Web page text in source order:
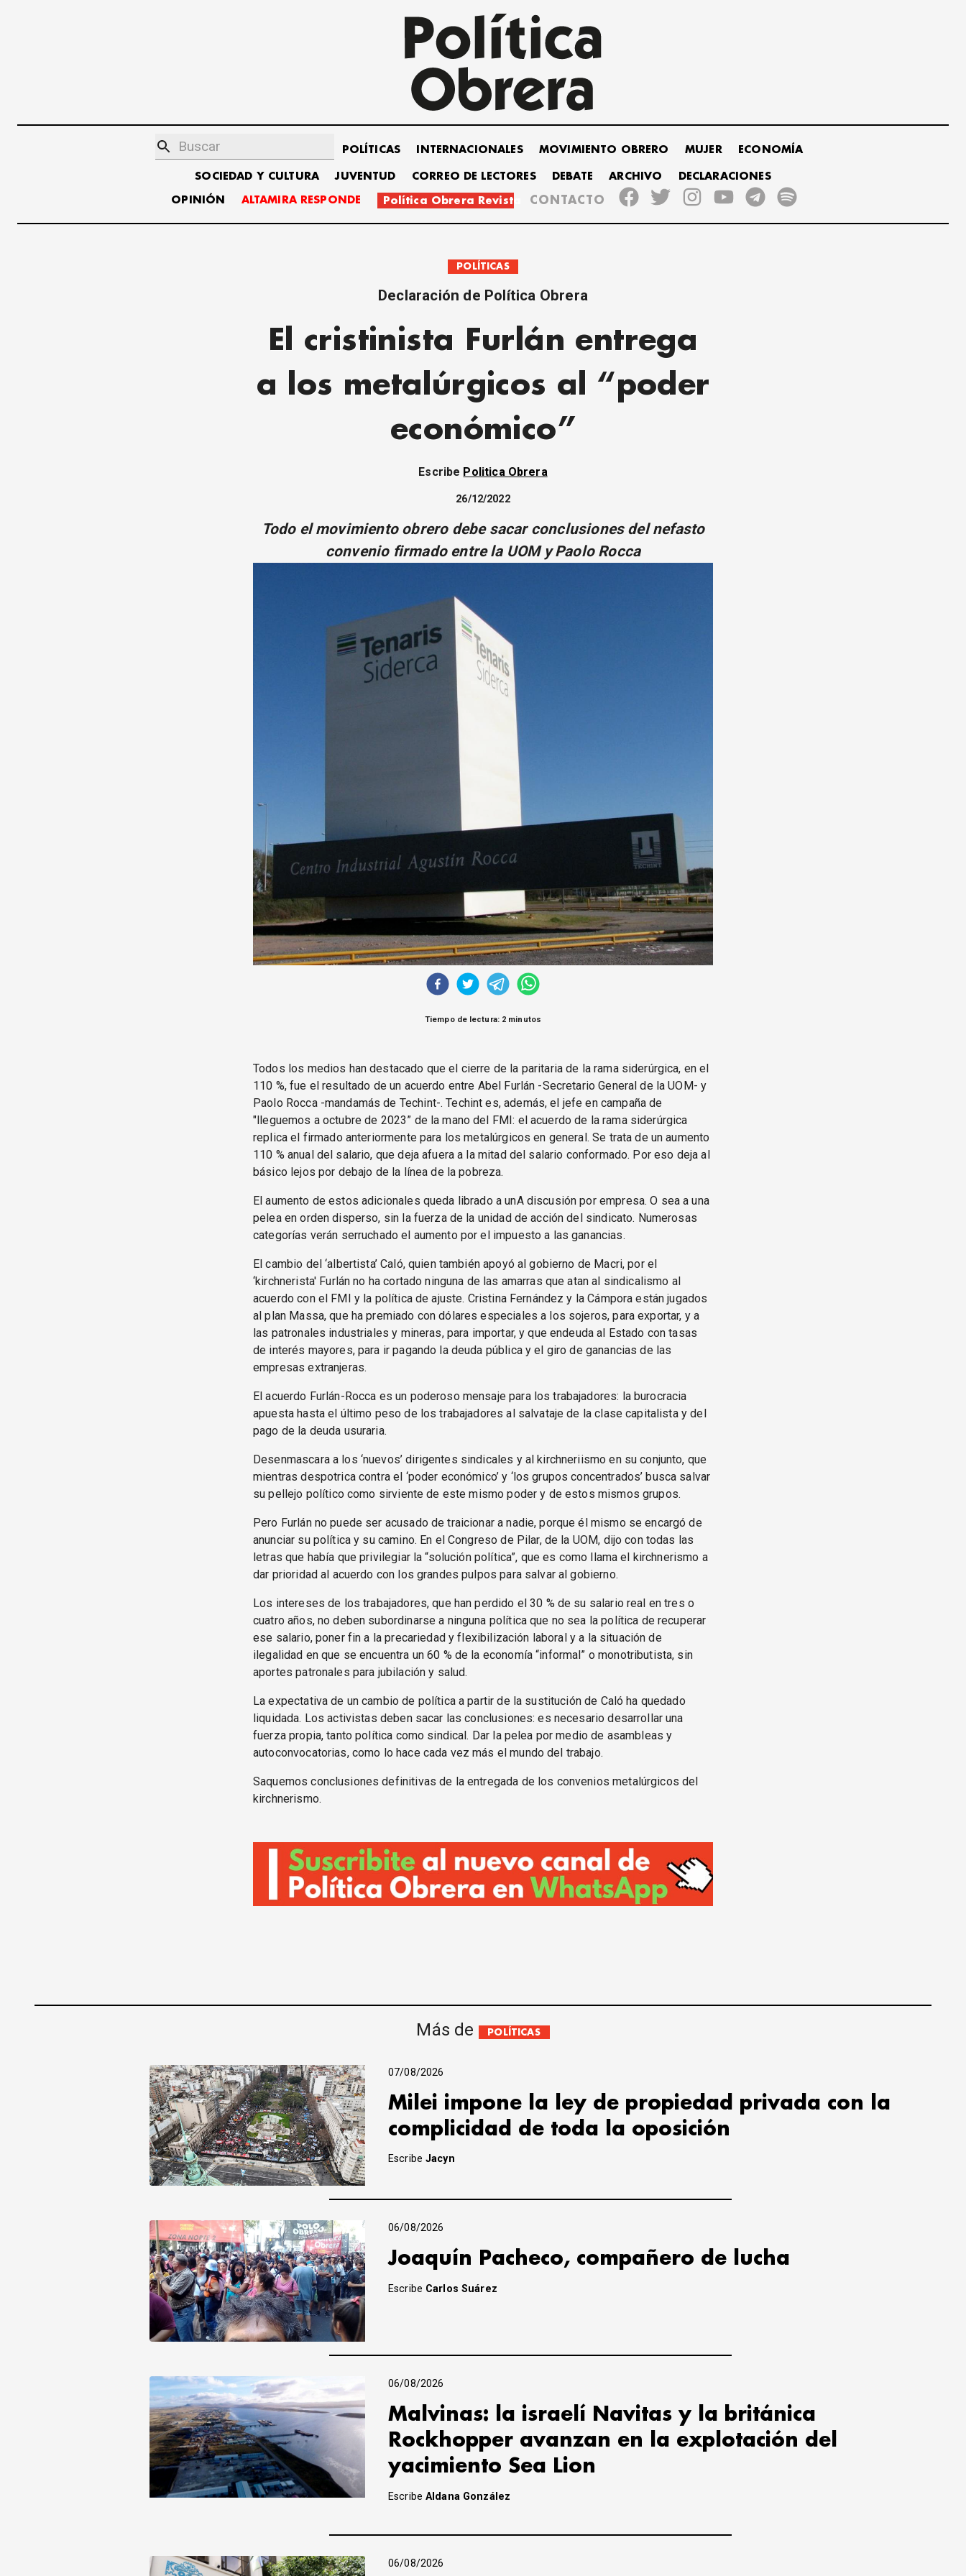
POLÍTICAS INTERNACIONALES MOVIMIENTO OBRERO MUJER ECONOMÍA
SOCIEDAD Y CULTURA JUVENTUD CORREO DE LECTORES DEBATE ARCHIVO DECLARACIONES
OPINIÓN ALTAMIRA RESPONDE Política Obrera Revista CONTACTO
POLÍTICAS
Declaración de Política Obrera
El cristinista Furlán entrega
a los metalúrgicos al “poder
económico”
Escribe Politica Obrera
26/12/2022
Todo el movimiento obrero debe sacar conclusiones del nefasto
convenio firmado entre la UOM y Paolo Rocca
Tiempo de lectura: 2 minutos
Todos los medios han destacado que el cierre de la paritaria de la rama siderúrgica, en el
110 %, fue el resultado de un acuerdo entre Abel Furlán -Secretario General de la UOM- y
Paolo Rocca -mandamás de Techint-. Techint es, además, el jefe en campaña de
"lleguemos a octubre de 2023” de la mano del FMI: el acuerdo de la rama siderúrgica
replica el firmado anteriormente para los metalúrgicos en general. Se trata de un aumento
110 % anual del salario, que deja afuera a la mitad del salario conformado. Por eso deja al
básico lejos por debajo de la línea de la pobreza.
El aumento de estos adicionales queda librado a unA discusión por empresa. O sea a una
pelea en orden disperso, sin la fuerza de la unidad de acción del sindicato. Numerosas
categorías verán serruchado el aumento por el impuesto a las ganancias.
El cambio del ‘albertista’ Caló, quien también apoyó al gobierno de Macri, por el
‘kirchnerista' Furlán no ha cortado ninguna de las amarras que atan al sindicalismo al
acuerdo con el FMI y la política de ajuste. Cristina Fernández y la Cámpora están jugados
al plan Massa, que ha premiado con dólares especiales a los sojeros, para exportar, y a
las patronales industriales y mineras, para importar, y que endeuda al Estado con tasas
de interés mayores, para ir pagando la deuda pública y el giro de ganancias de las
empresas extranjeras.
El acuerdo Furlán-Rocca es un poderoso mensaje para los trabajadores: la burocracia
apuesta hasta el último peso de los trabajadores al salvataje de la clase capitalista y del
pago de la deuda usuraria.
Desenmascara a los ‘nuevos’ dirigentes sindicales y al kirchneriismo en su conjunto, que
mientras despotrica contra el ‘poder económico’ y ‘los grupos concentrados’ busca salvar
su pellejo político como sirviente de este mismo poder y de estos mismos grupos.
Pero Furlán no puede ser acusado de traicionar a nadie, porque él mismo se encargó de
anunciar su política y su camino. En el Congreso de Pilar, de la UOM, dijo con todas las
letras que había que privilegiar la “solución política”, que es como llama el kirchnerismo a
dar prioridad al acuerdo con los grandes pulpos para salvar al gobierno.
Los intereses de los trabajadores, que han perdido el 30 % de su salario real en tres o
cuatro años, no deben subordinarse a ninguna política que no sea la política de recuperar
ese salario, poner fin a la precariedad y flexibilización laboral y a la situación de
ilegalidad en que se encuentra un 60 % de la economía “informal” o monotributista, sin
aportes patronales para jubilación y salud.
La expectativa de un cambio de política a partir de la sustitución de Caló ha quedado
liquidada. Los activistas deben sacar las conclusiones: es necesario desarrollar una
fuerza propia, tanto política como sindical. Dar la pelea por medio de asambleas y
autoconvocatorias, como lo hace cada vez más el mundo del trabajo.
Saquemos conclusiones definitivas de la entregada de los convenios metalúrgicos del
kirchnerismo.
Más de POLÍTICAS
07/08/2026
Milei impone la ley de propiedad privada con la
complicidad de toda la oposición
EscribeJacyn
06/08/2026
Joaquín Pacheco, compañero de lucha
Escribe Carlos Suárez
06/08/2026
Malvinas: la israelí Navitas y la británica
Rockhopper avanzan en la explotación del
yacimiento Sea Lion
EscribeAldana González
06/08/2026